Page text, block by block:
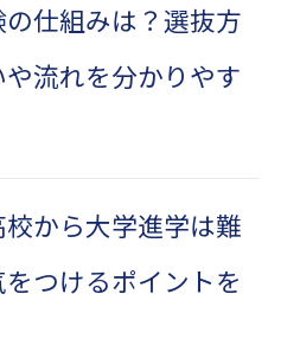
仕組みは？選抜方
流れを分かりやす
から大学進学は難
をつけるポイントを